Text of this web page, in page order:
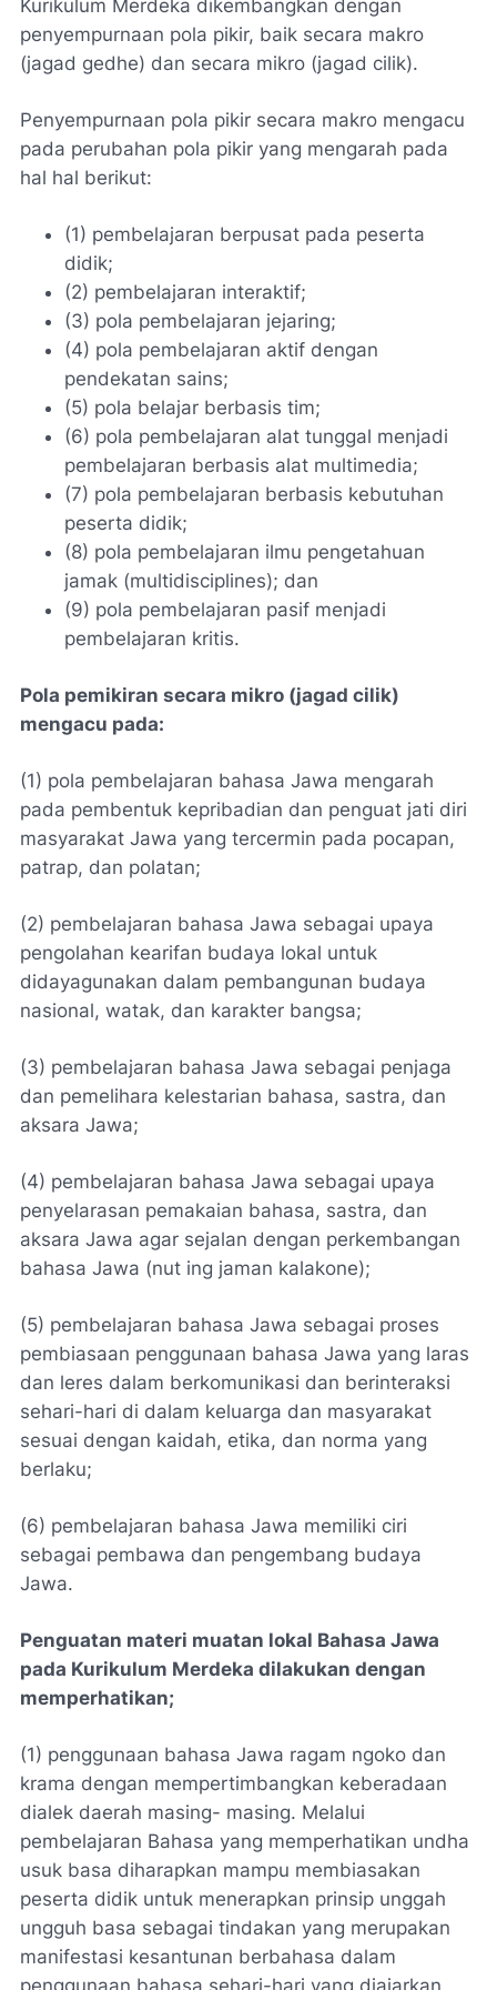
Kurikulum Merdeka dikembangkan dengan
penyempurnaan pola pikir, baik secara makro
(jagad gedhe) dan secara mikro (jagad cilik).
Penyempurnaan pola pikir secara makro mengacu
pada perubahan pola pikir yang mengarah pada
hal hal berikut:
(1) pembelajaran berpusat pada peserta
didik;
(2) pembelajaran interaktif;
(3) pola pembelajaran jejaring;
(4) pola pembelajaran aktif dengan
pendekatan sains;
(5) pola belajar berbasis tim;
(6) pola pembelajaran alat tunggal menjadi
pembelajaran berbasis alat multimedia;
(7) pola pembelajaran berbasis kebutuhan
peserta didik;
(8) pola pembelajaran ilmu pengetahuan
jamak (multidisciplines); dan
(9) pola pembelajaran pasif menjadi
pembelajaran kritis.
Pola pemikiran secara mikro (jagad cilik)
mengacu pada:
(1) pola pembelajaran bahasa Jawa mengarah
pada pembentuk kepribadian dan penguat jati diri
masyarakat Jawa yang tercermin pada pocapan,
patrap, dan polatan;
(2) pembelajaran bahasa Jawa sebagai upaya
pengolahan kearifan budaya lokal untuk
didayagunakan dalam pembangunan budaya
nasional, watak, dan karakter bangsa;
(3) pembelajaran bahasa Jawa sebagai penjaga
dan pemelihara kelestarian bahasa, sastra, dan
aksara Jawa;
(4) pembelajaran bahasa Jawa sebagai upaya
penyelarasan pemakaian bahasa, sastra, dan
aksara Jawa agar sejalan dengan perkembangan
bahasa Jawa (nut ing jaman kalakone);
(5) pembelajaran bahasa Jawa sebagai proses
pembiasaan penggunaan bahasa Jawa yang laras
dan leres dalam berkomunikasi dan berinteraksi
sehari-hari di dalam keluarga dan masyarakat
sesuai dengan kaidah, etika, dan norma yang
berlaku;
(6) pembelajaran bahasa Jawa memiliki ciri
sebagai pembawa dan pengembang budaya
Jawa.
Penguatan materi muatan lokal Bahasa Jawa
pada Kurikulum Merdeka dilakukan dengan
memperhatikan;
(1) penggunaan bahasa Jawa ragam ngoko dan
krama dengan mempertimbangkan keberadaan
dialek daerah masing- masing. Melalui
pembelajaran Bahasa yang memperhatikan undha
usuk basa diharapkan mampu membiasakan
peserta didik untuk menerapkan prinsip unggah
ungguh basa sebagai tindakan yang merupakan
manifestasi kesantunan berbahasa dalam
penggunaan bahasa sehari-hari yang diajarkan